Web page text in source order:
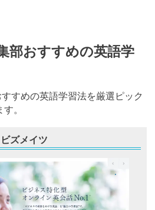
部おすすめの英語学
すめの英語学習法を厳選ピック
。
ビズメイツ